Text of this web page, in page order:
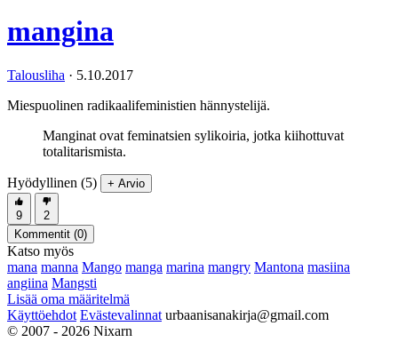
mangina
Talousliha · 5.10.2017
Miespuolinen radikaalifeministien hännystelijä.
Manginat ovat feminatsien sylikoiria, jotka kiihottuvat
totalitarismista.
Hyödyllinen (5) + Arvio
9
2
Kommentit (0)
Katso myös
mana manna Mango manga marina mangry Mantona masiina
angiina Mangsti
Lisää oma määritelmä
Käyttöehdot Evästevalinnat urbaanisanakirja@gmail.com
© 2007 - 2026 Nixarn